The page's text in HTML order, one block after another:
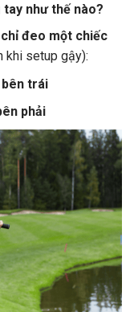
như thế nào?
đeo một chiếc
khi setup gậy):
bên trái
phải